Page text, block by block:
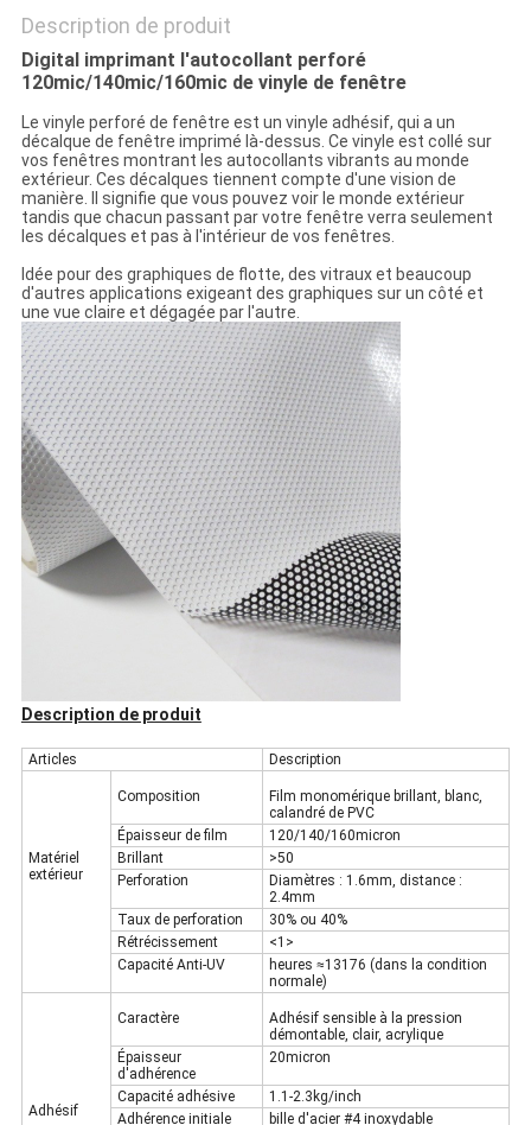
Description de produit
Digital imprimant l'autocollant perforé
120mic/140mic/160mic de vinyle de fenêtre
Le vinyle perforé de fenêtre est un vinyle adhésif, qui a un
décalque de fenêtre imprimé là-dessus. Ce vinyle est collé sur
vos fenêtres montrant les autocollants vibrants au monde
extérieur. Ces décalques tiennent compte d'une vision de
manière. Il signifie que vous pouvez voir le monde extérieur
tandis que chacun passant par votre fenêtre verra seulement
les décalques et pas à l'intérieur de vos fenêtres.
Idée pour des graphiques de flotte, des vitraux et beaucoup
d'autres applications exigeant des graphiques sur un côté et
une vue claire et dégagée par l'autre.
Description de produit
Articles Description
Matériel
extérieur
Composition
Film monomérique brillant, blanc,
calandré de PVC
Épaisseur de film
120/140/160micron
Brillant
>50
Perforation
Diamètres : 1.6mm, distance :
2.4mm
Taux de perforation
30% ou 40%
Rétrécissement
<1>
Capacité Anti-UV
heures ≈13176 (dans la condition
normale)
Adhésif
Caractère
Adhésif sensible à la pression
démontable, clair, acrylique
Épaisseur
d'adhérence
20micron
Capacité adhésive
1.1-2.3kg/inch
Adhérence initiale
bille d'acier #4 inoxydable